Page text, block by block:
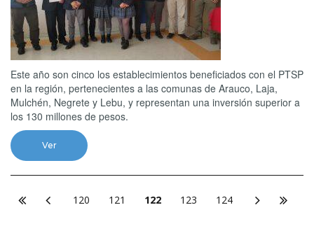
Este año son cinco los establecimientos beneficiados con el PTSP
en la región, pertenecientes a las comunas de Arauco, Laja,
Mulchén, Negrete y Lebu, y representan una inversión superior a
los 130 millones de pesos.
Ver
120 121 122 123 124